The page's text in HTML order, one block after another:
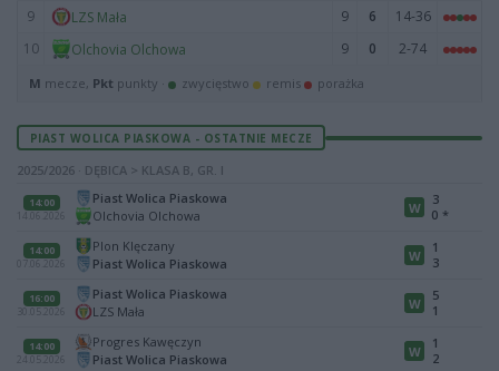
9
LZS Mała 9 6
14-36
10
Olchovia Olchowa 9 0 2-74
M mecze, Pkt punkty · zwycięstwo remis porażka
PIAST WOLICA PIASKOWA - OSTATNIE MECZE
2025/2026 · DĘBICA > KLASA B, GR. I
14:00
14.06.2026
Piast Wolica Piaskowa
Olchovia Olchowa
W
3
0 *
14:00
07.06.2026
Plon Klęczany
Piast Wolica Piaskowa
W
1
3
16:00
30.05.2026
Piast Wolica Piaskowa
LZS Mała
W
5
1
14:00
24.05.2026
Progres Kawęczyn
Piast Wolica Piaskowa
W
1
2